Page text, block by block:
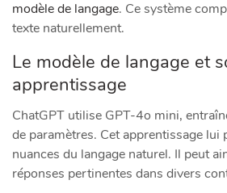
modèle de langage. Ce système
texte naturellement.
Le modèle de langage et
apprentissage
ChatGPT utilise GPT-4o mini,
de paramètres. Cet apprentissage lui
nuances du langage naturel. Il peut
réponses pertinentes dans divers